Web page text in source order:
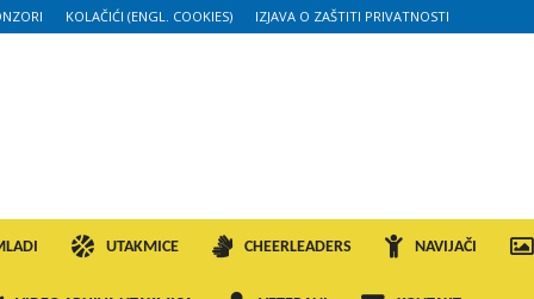
KOLAČIĆI (ENGL. COOKIES) IZJAVA O ZAŠTITI PRIVATNOSTI
UTAKMICE CHEERLEADERS NAVIJAČI